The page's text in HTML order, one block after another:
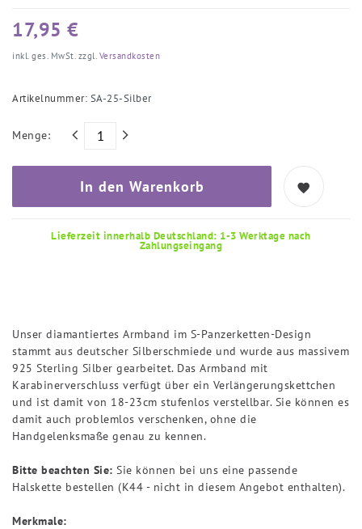
17,95 €
inkl. ges. MwSt. zzgl. Versandkosten
Artikelnummer: SA-25-Silber
Menge:
In den Warenkorb
Lieferzeit innerhalb Deutschland: 1-3 Werktage nach
Zahlungseingang
Unser diamantiertes Armband im S-Panzerketten-Design
stammt aus deutscher Silberschmiede und wurde aus massivem
925 Sterling Silber gearbeitet. Das Armband mit
Karabinerverschluss verfügt über ein Verlängerungskettchen
und ist damit von 18-23cm stufenlos verstellbar. Sie können es
damit auch problemlos verschenken, ohne die
Handgelenksmaße genau zu kennen.
Bitte beachten Sie: Sie können bei uns eine passende
Halskette bestellen (K44 - nicht in diesem Angebot enthalten).
Merkmale: